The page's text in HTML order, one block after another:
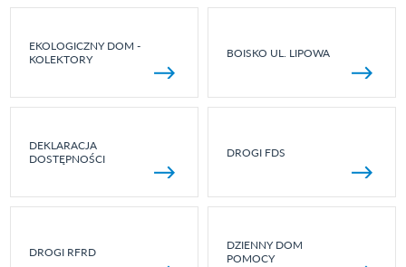
EKOLOGICZNY DOM -
KOLEKTORY
BOISKO UL. LIPOWA
DEKLARACJA
DOSTĘPNOŚCI
DROGI FDS
DROGI RFRD
DZIENNY DOM
POMOCY